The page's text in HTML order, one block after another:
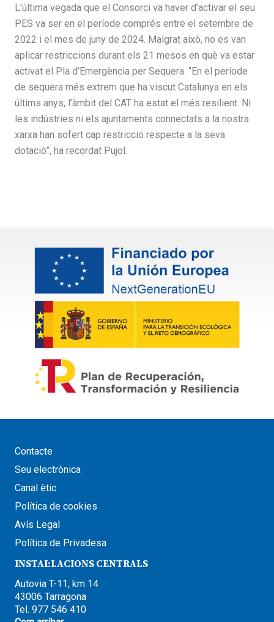
L’última vegada que el Consorci va haver d’activar el seu
PES va ser en el període comprés entre el setembre de
2022 i el mes de juny de 2024. Malgrat això, no es van
aplicar restriccions durant els 21 mesos en què va estar
activat el Pla d’Emergència per Sequera. “En el període
de sequera més extrem que ha viscut Catalunya en els
últims anys, l’àmbit del CAT ha estat el més resilient. Ni
les indústries ni els ajuntaments connectats a la nostra
xarxa han sofert cap restricció respecte a la seva
dotació”, ha recordat Pujol.
Contacte
Seu electrònica
Canal ètic
Política de cookies
Avís Legal
Política de Privadesa
INSTAL·LACIONS CENTRALS
Autovia T-11, km 14
43006 Tarragona
Tel. 977 546 410